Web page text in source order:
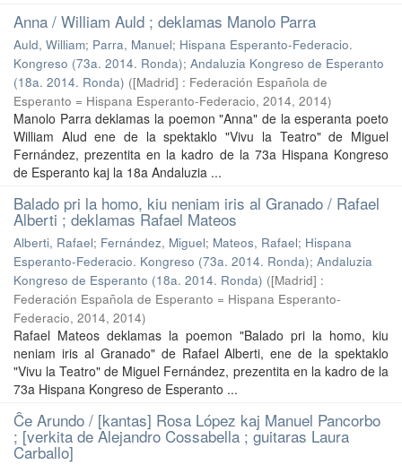
Anna / William Auld ; deklamas Manolo Parra
Auld, William; Parra, Manuel; Hispana Esperanto-Federacio.
Kongreso (73a. 2014. Ronda); Andaluzia Kongreso de Esperanto
(18a. 2014. Ronda) ([Madrid] : Federación Española de
Esperanto = Hispana Esperanto-Federacio, 2014, 2014)
Manolo Parra deklamas la poemon "Anna" de la esperanta poeto
William Alud ene de la spektaklo "Vivu la Teatro" de Miguel
Fernández, prezentita en la kadro de la 73a Hispana Kongreso
de Esperanto kaj la 18a Andaluzia ...
Balado pri la homo, kiu neniam iris al Granado / Rafael
Alberti ; deklamas Rafael Mateos
Alberti, Rafael; Fernández, Miguel; Mateos, Rafael; Hispana
Esperanto-Federacio. Kongreso (73a. 2014. Ronda); Andaluzia
Kongreso de Esperanto (18a. 2014. Ronda) ([Madrid] :
Federación Española de Esperanto = Hispana Esperanto-
Federacio, 2014, 2014)
Rafael Mateos deklamas la poemon "Balado pri la homo, kiu
neniam iris al Granado" de Rafael Alberti, ene de la spektaklo
"Vivu la Teatro" de Miguel Fernández, prezentita en la kadro de la
73a Hispana Kongreso de Esperanto ...
Ĉe Arundo / [kantas] Rosa López kaj Manuel Pancorbo
; [verkita de Alejandro Cossabella ; guitaras Laura
Carballo]